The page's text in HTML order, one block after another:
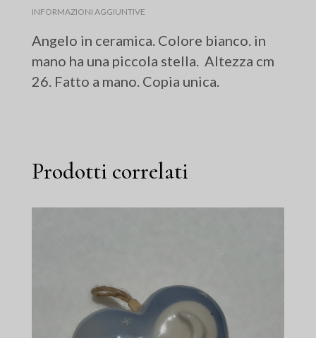
INFORMAZIONI AGGIUNTIVE
Angelo in ceramica. Colore bianco. in
mano ha una piccola stella. Altezza cm
26. Fatto a mano. Copia unica.
Prodotti correlati